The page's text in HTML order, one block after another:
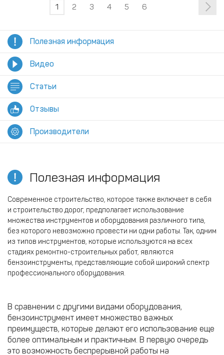
1 2 3 4 5 6
Полезная информация
Видео
Статьи
Отзывы
Производители
Полезная информация
Современное строительство, которое также включает в себя
и строительство дорог, предполагает использование
множества инструментов и оборудования различного типа,
без которого невозможно провести ни одни работы. Так, одним
из типов инструментов, которые используются на всех
стадиях ремонтно-строительных работ, являются
бензоинструменты, представляющие собой широкий спектр
профессионального оборудования.
В сравнении с другими видами оборудования,
бензоинструмент имеет множество важных
преимуществ, которые делают его использование еще
более оптимальным и практичным. В первую очередь
это возможность беспрерывной работы на